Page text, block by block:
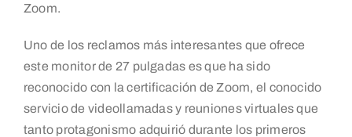
Zoom.
Uno de los reclamos más interesantes que ofrece
este monitor de 27 pulgadas es que ha sido
reconocido con la certificación de Zoom, el conocido
servicio de videollamadas y reuniones virtuales que
tanto protagonismo adquirió durante los primeros